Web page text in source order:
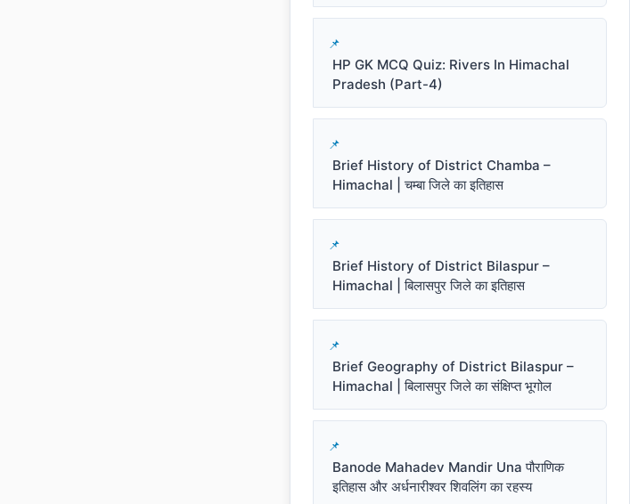
HP GK MCQ Quiz: Rivers In Himachal
Pradesh (Part-4)
Brief History of District Chamba –
Himachal | चम्बा जिले का इतिहास
Brief History of District Bilaspur –
Himachal | बिलासपुर जिले का इतिहास
Brief Geography of District Bilaspur –
Himachal | बिलासपुर जिले का संक्षिप्त भूगोल
Banode Mahadev Mandir Una पौराणिक
इतिहास और अर्धनारीश्वर शिवलिंग का रहस्य